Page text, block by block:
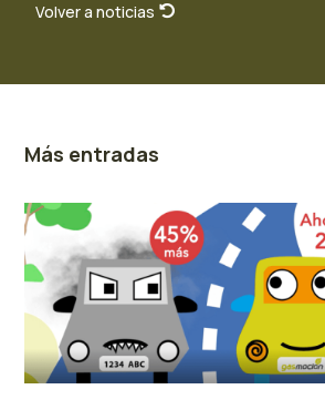
Volver a noticias
Más entradas